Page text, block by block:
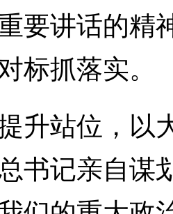
要讲话的精
标抓落实。
站位，以
书记亲自谋